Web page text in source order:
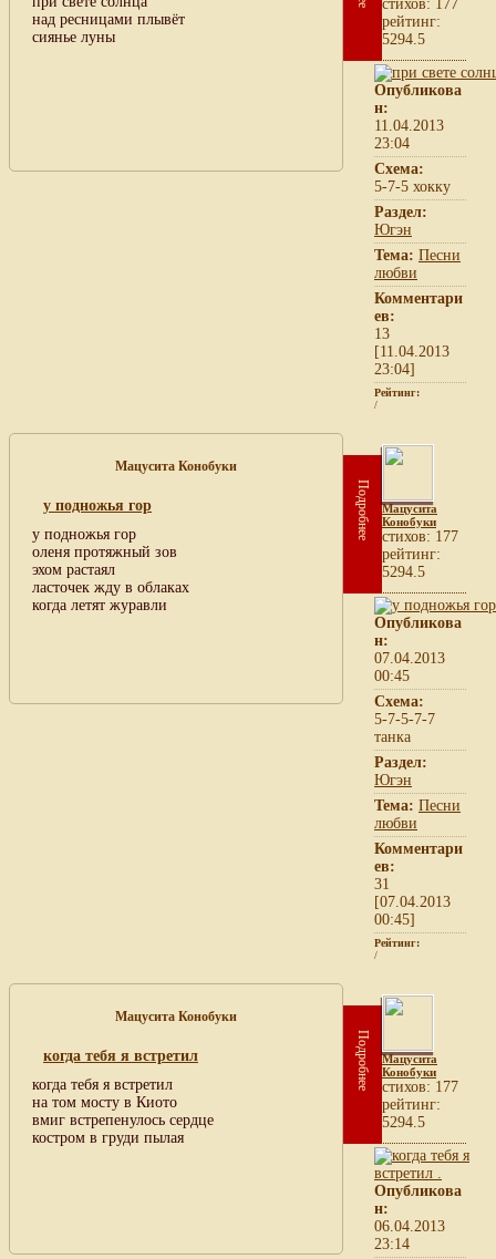
над ресницами плывёт
сиянье луны
cтихов: 177
рейтинг:
5294.5
Опубликова
н:
11.04.2013
23:04
Схема:
5-7-5 хокку
Раздел:
Югэн
Тема: Песни
любви
Комментари
ев:
13
[11.04.2013
23:04]
Рейтинг:
/
Мацусита Конобуки
у подножья гор
у подножья гор
оленя протяжный зов
эхом растаял
ласточек жду в облаках
когда летят журавли
Подробнее
Мацусита
Конобуки
cтихов: 177
рейтинг:
5294.5
Опубликова
н:
07.04.2013
00:45
Схема:
5-7-5-7-7
танка
Раздел:
Югэн
Тема: Песни
любви
Комментари
ев:
31
[07.04.2013
00:45]
Рейтинг:
/
Мацусита Конобуки
когда тебя я встретил
когда тебя я встретил
на том мосту в Киото
вмиг встрепенулось сердце
костром в груди пылая
Подробнее
Мацусита
Конобуки
cтихов: 177
рейтинг:
5294.5
Опубликова
н:
06.04.2013
23:14